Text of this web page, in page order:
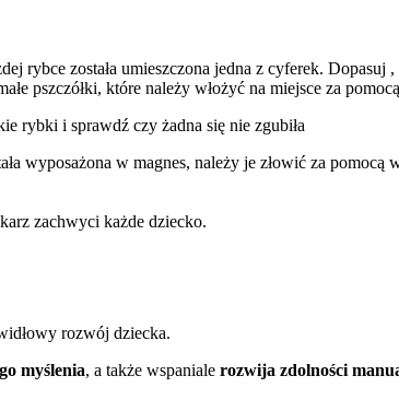
rybce została umieszczona jedna z cyferek.
pszczółki, które należy włożyć na miejsce za
rybki i sprawdź czy żadna się nie zgubiła
wyposażona w magnes, należy je złowić za
zachwyci każde dziecko.
rozwój dziecka.
myślenia, a także wspaniale rozwija zdolności